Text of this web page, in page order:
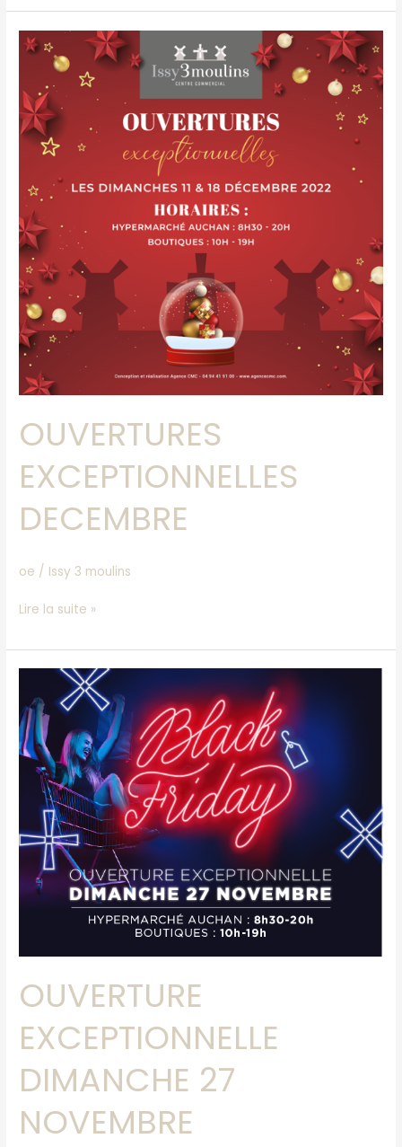
OUVERTURES
EXCEPTIONNELLES
DECEMBRE
oe / Issy 3 moulins
OUVERTURES
EXCEPTIONNELLES
DECEMBRE
Lire la suite »
OUVERTURE
EXCEPTIONNELLE
DIMANCHE 27
NOVEMBRE
OUVERTURE
EXCEPTIONNELLE
DIMANCHE
27
NOVEMBRE